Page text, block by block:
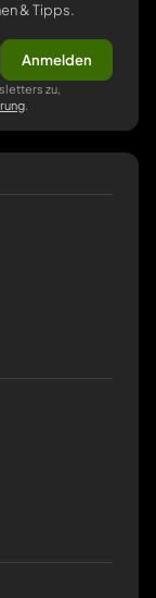
& Tipps.
Anmelden
zu,